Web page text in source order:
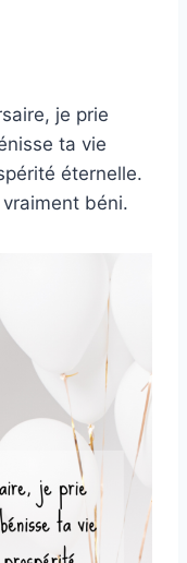
je prie
ta vie
éternelle.
béni.